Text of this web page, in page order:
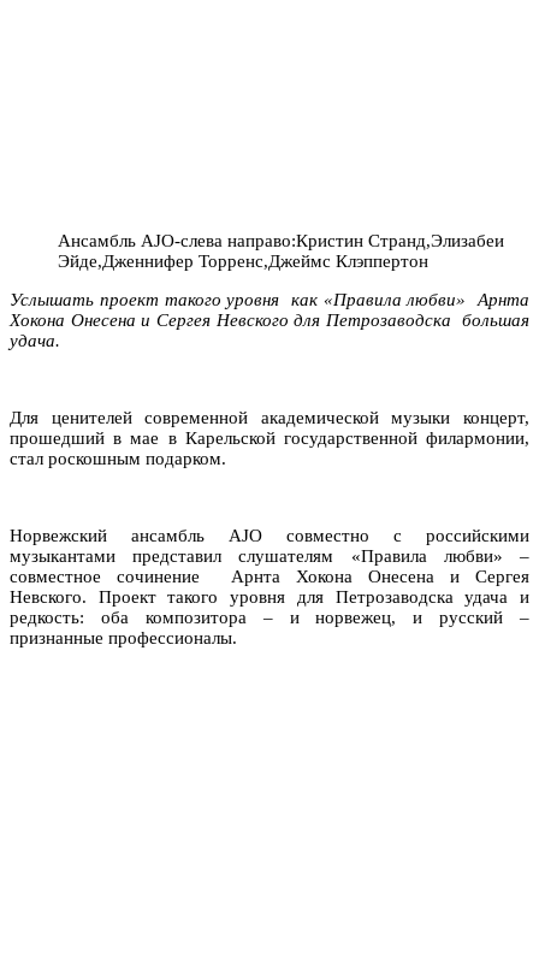
Ансамбль AJO-слева направо:Кристин Странд,Элизабеи
Эйде,Дженнифер Торренс,Джеймс Клэппертон
Услышать проект такого уровня как «Правила любви» Арнта
Хокона Онесена и Сергея Невского для Петрозаводска большая
удача.
Для ценителей современной академической музыки концерт,
прошедший в мае в Карельской государственной филармонии,
стал роскошным подарком.
Норвежский ансамбль AJO совместно с российскими
музыкантами представил слушателям «Правила любви» –
совместное сочинение Арнта Хокона Онесена и Сергея
Невского. Проект такого уровня для Петрозаводска удача и
редкость: оба композитора – и норвежец, и русский –
признанные профессионалы.